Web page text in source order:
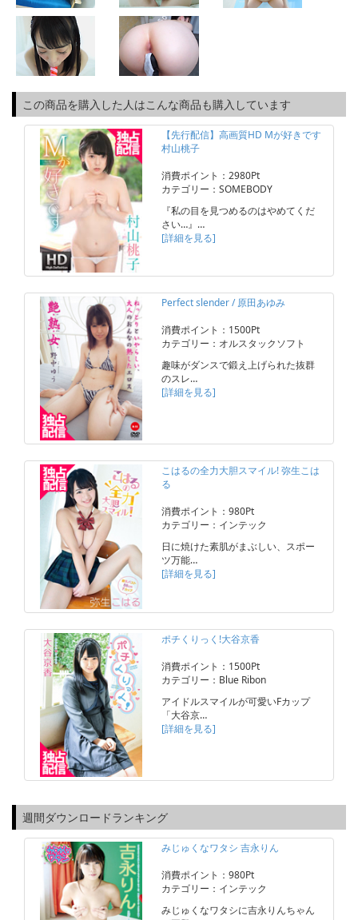
この商品を購入した人はこんな商品も購入しています
【先行配信】高画質HD Mが好きです
村山桃子
消費ポイント：2980Pt
カテゴリー：SOMEBODY
『私の目を見つめるのはやめてくだ
さい…』…
[詳細を見る]
Perfect slender / 原田あゆみ
消費ポイント：1500Pt
カテゴリー：オルスタックソフト
趣味がダンスで鍛え上げられた抜群
のスレ…
[詳細を見る]
こはるの全力大胆スマイル! 弥生こは
る
消費ポイント：980Pt
カテゴリー：インテック
日に焼けた素肌がまぶしい、スポー
ツ万能…
[詳細を見る]
ポチくりっく!大谷京香
消費ポイント：1500Pt
カテゴリー：Blue Ribon
アイドルスマイルが可愛いFカップ
「大谷京…
[詳細を見る]
週間ダウンロードランキング
みじゅくなワタシ 吉永りん
消費ポイント：980Pt
カテゴリー：インテック
みじゅくなワタシに吉永りんちゃん